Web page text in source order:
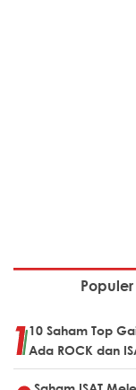
Populer
10 Saham Top
Ada ROCK dan